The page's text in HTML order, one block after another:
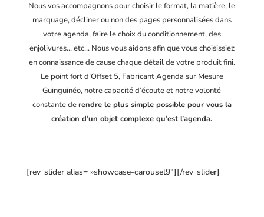
Nous vos accompagnons pour choisir le format, la matière, le
marquage, décliner ou non des pages personnalisées dans
votre agenda, faire le choix du conditionnement, des
enjolivures… etc… Nous vous aidons afin que vous choisissiez
en connaissance de cause chaque détail de votre produit fini.
Le point fort d’Offset 5, Fabricant Agenda sur Mesure
Guinguinéo, notre capacité d’écoute et notre volonté
constante derendre le plus simple possible pour vous la
création d’un objet complexe qu’est l’agenda.
[rev_slider alias= »showcase-carousel9″][/rev_slider]